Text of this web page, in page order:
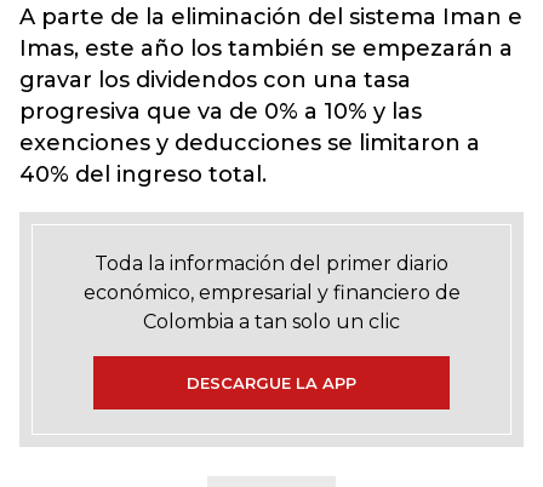
A parte de la eliminación del sistema Iman e
Imas, este año los también se empezarán a
gravar los dividendos con una tasa
progresiva que va de 0% a 10% y las
exenciones y deducciones se limitaron a
40% del ingreso total.
Toda la información del primer diario
económico, empresarial y financiero de
Colombia a tan solo un clic
DESCARGUE LA APP